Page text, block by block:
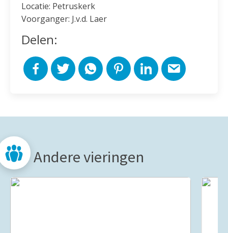
Locatie: Petruskerk
Voorganger: J.v.d. Laer
Delen:
Andere vieringen